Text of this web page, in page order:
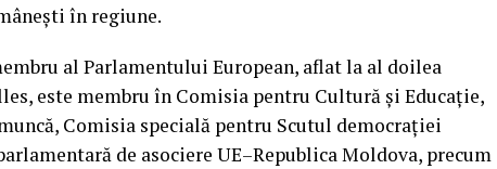
în regiune.
al Parlamentului European, aflat la al doilea
este membru în Comisia pentru Cultură și Educație,
Comisia specială pentru Scutul democrației
de asociere UE–Republica Moldova, precum